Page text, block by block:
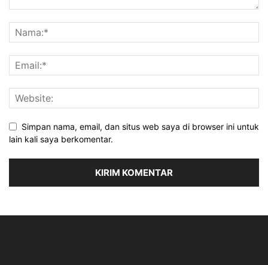
Simpan nama, email, dan situs web saya di browser ini untuk
lain kali saya berkomentar.